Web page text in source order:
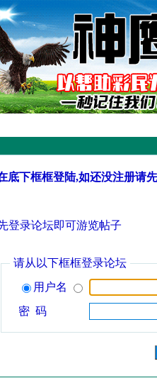
底下框框登陆,如还没注册请
登录论坛即可游览帖子
请从以下框框登录论坛
用户名
密 码